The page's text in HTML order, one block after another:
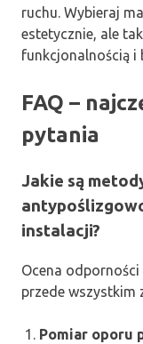
ruchu. Wybieraj
estetycznie, ale
funkcjonalnością i
FAQ –
pytania
Jakie są
instalacji?
Ocena
przede wszystkim
Pomiar oporu